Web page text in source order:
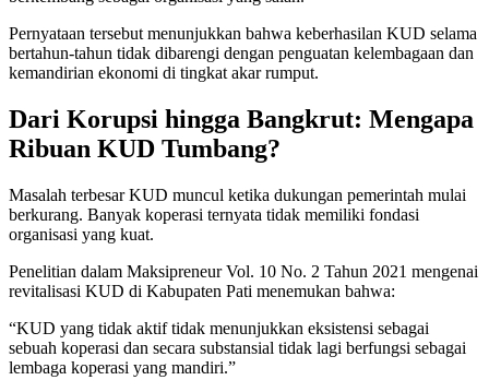
Pernyataan tersebut menunjukkan bahwa keberhasilan KUD selama
bertahun-tahun tidak dibarengi dengan penguatan kelembagaan dan
kemandirian ekonomi di tingkat akar rumput.
Dari Korupsi hingga Bangkrut: Mengapa
Ribuan KUD Tumbang?
Masalah terbesar KUD muncul ketika dukungan pemerintah mulai
berkurang. Banyak koperasi ternyata tidak memiliki fondasi
organisasi yang kuat.
Penelitian dalam Maksipreneur Vol. 10 No. 2 Tahun 2021 mengenai
revitalisasi KUD di Kabupaten Pati menemukan bahwa:
“KUD yang tidak aktif tidak menunjukkan eksistensi sebagai
sebuah koperasi dan secara substansial tidak lagi berfungsi sebagai
lembaga koperasi yang mandiri.”